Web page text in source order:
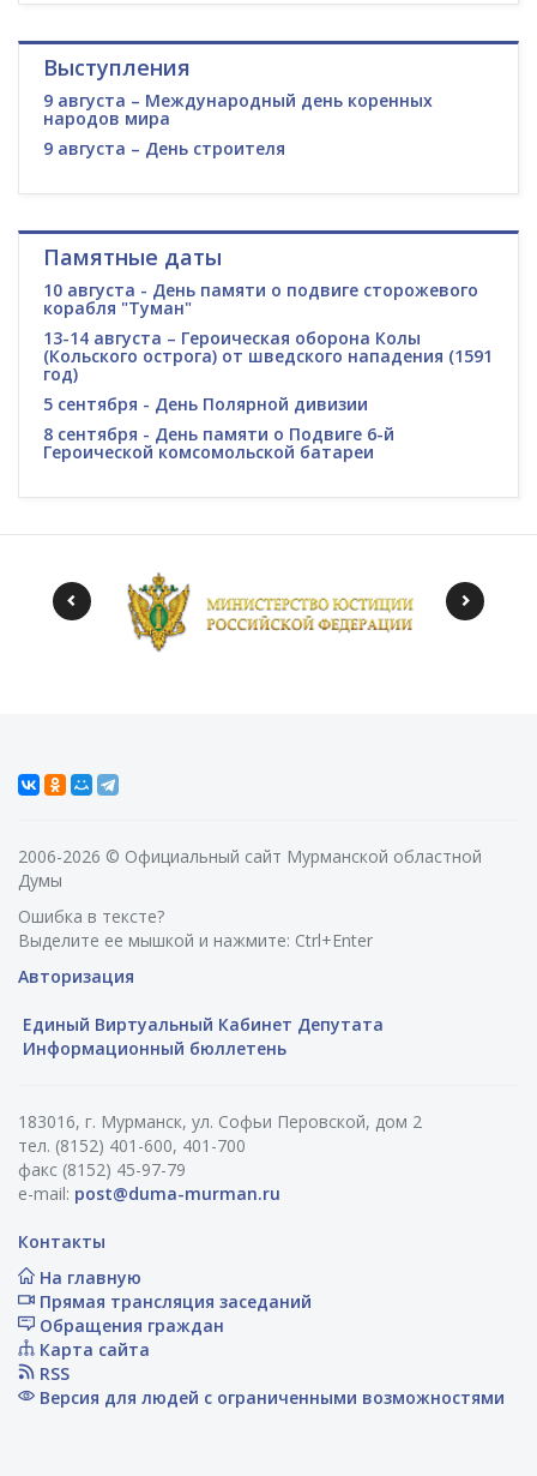
Выступления
9 августа – Международный день коренных
народов мира
9 августа – День строителя
Памятные даты
10 августа - День памяти о подвиге сторожевого
корабля "Туман"
13-14 августа – Героическая оборона Колы
(Кольского острога) от шведского нападения (1591
год)
5 сентября - День Полярной дивизии
8 сентября - День памяти о Подвиге 6-й
Героической комсомольской батареи
2006-2026 © Официальный сайт Мурманской областной
Думы
Ошибка в тексте?
Выделите ее мышкой и нажмите: Ctrl+Enter
Авторизация
Единый Виртуальный Кабинет Депутата
Информационный бюллетень
183016, г. Мурманск, ул. Софьи Перовской, дом 2
тел. (8152) 401-600, 401-700
факс (8152) 45-97-79
e-mail: post@duma-murman.ru
Контакты
На главную
Прямая трансляция заседаний
Обращения граждан
Карта сайта
RSS
Версия для людей с ограниченными возможностями